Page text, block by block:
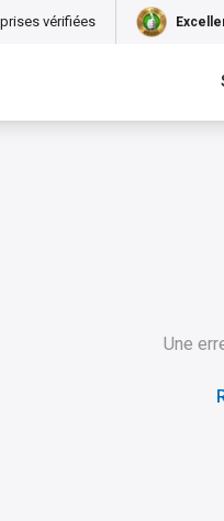
vérifiées
Une